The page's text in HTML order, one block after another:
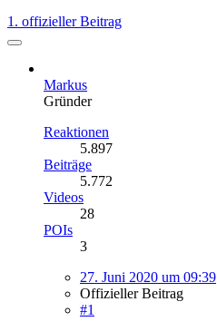
1. offizieller Beitrag
Markus
Gründer
Reaktionen
5.897
Beiträge
5.772
Videos
28
POIs
3
27. Juni 2020 um 09:39
Offizieller Beitrag
#1